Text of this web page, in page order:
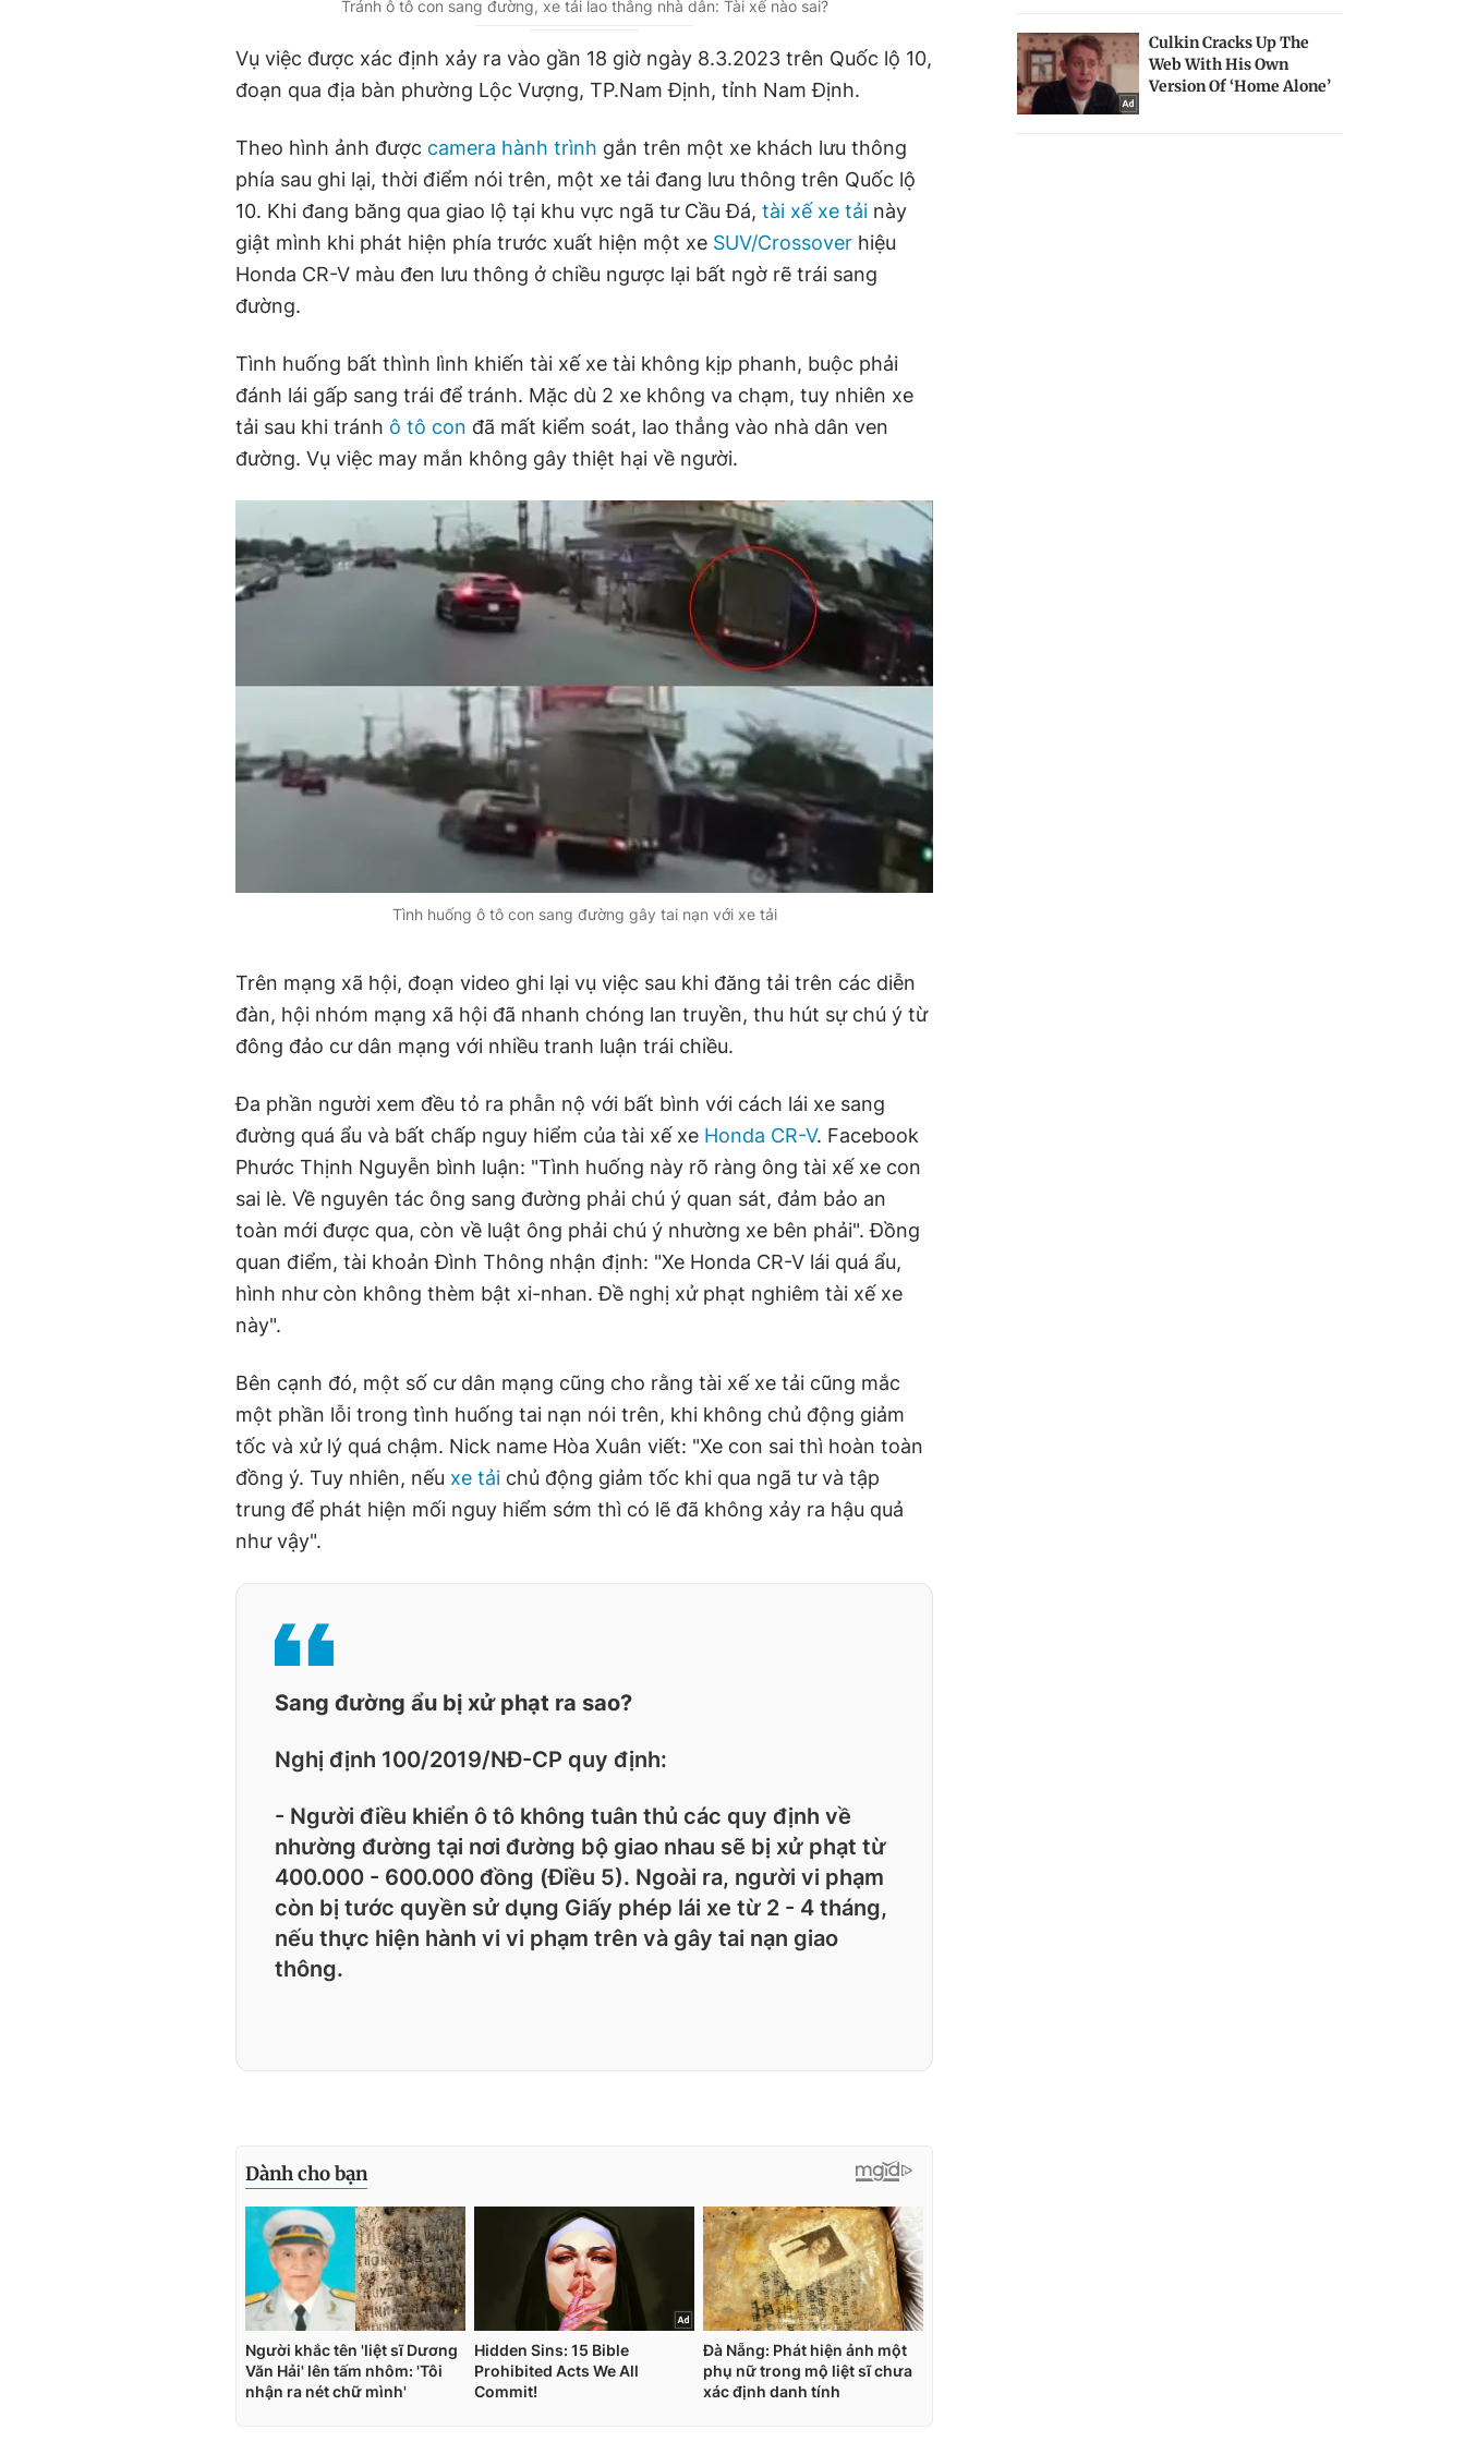
r
e
a
t
Tránh ô tô con sang đường, xe tải lao thẳng nhà dân: Tài xế nào sai?
Vụ việc được xác định xảy ra vào gần 18 giờ ngày 8.3.2023 trên Quốc lộ 10,
đoạn qua địa bàn phường Lộc Vượng, TP.Nam Định, tỉnh Nam Định.
Theo hình ảnh được camera hành trình gắn trên một xe khách lưu thông
phía sau ghi lại, thời điểm nói trên, một xe tải đang lưu thông trên Quốc lộ
10. Khi đang băng qua giao lộ tại khu vực ngã tư Cầu Đá, tài xế xe tải này
giật mình khi phát hiện phía trước xuất hiện một xe SUV/Crossover hiệu
Honda CR-V màu đen lưu thông ở chiều ngược lại bất ngờ rẽ trái sang
đường.
Tình huống bất thình lình khiến tài xế xe tài không kịp phanh, buộc phải
đánh lái gấp sang trái để tránh. Mặc dù 2 xe không va chạm, tuy nhiên xe
tải sau khi tránh ô tô con đã mất kiểm soát, lao thẳng vào nhà dân ven
đường. Vụ việc may mắn không gây thiệt hại về người.
Tình huống ô tô con sang đường gây tai nạn với xe tải
Trên mạng xã hội, đoạn video ghi lại vụ việc sau khi đăng tải trên các diễn
đàn, hội nhóm mạng xã hội đã nhanh chóng lan truyền, thu hút sự chú ý từ
đông đảo cư dân mạng với nhiều tranh luận trái chiều.
Đa phần người xem đều tỏ ra phẫn nộ với bất bình với cách lái xe sang
đường quá ẩu và bất chấp nguy hiểm của tài xế xe Honda CR-V. Facebook
Phước Thịnh Nguyễn bình luận: "Tình huống này rõ ràng ông tài xế xe con
sai lè. Về nguyên tác ông sang đường phải chú ý quan sát, đảm bảo an
toàn mới được qua, còn về luật ông phải chú ý nhường xe bên phải". Đồng
quan điểm, tài khoản Đình Thông nhận định: "Xe Honda CR-V lái quá ẩu,
hình như còn không thèm bật xi-nhan. Đề nghị xử phạt nghiêm tài xế xe
này".
Bên cạnh đó, một số cư dân mạng cũng cho rằng tài xế xe tải cũng mắc
một phần lỗi trong tình huống tai nạn nói trên, khi không chủ động giảm
tốc và xử lý quá chậm. Nick name Hòa Xuân viết: "Xe con sai thì hoàn toàn
đồng ý. Tuy nhiên, nếu xe tải chủ động giảm tốc khi qua ngã tư và tập
trung để phát hiện mối nguy hiểm sớm thì có lẽ đã không xảy ra hậu quả
như vậy".
Sang đường ẩu bị xử phạt ra sao?
Nghị định 100/2019/NĐ-CP quy định:
- Người điều khiển ô tô không tuân thủ các quy định về
nhường đường tại nơi đường bộ giao nhau sẽ bị xử phạt từ
400.000 - 600.000 đồng (Điều 5). Ngoài ra, người vi phạm
còn bị tước quyền sử dụng Giấy phép lái xe từ 2 - 4 tháng,
nếu thực hiện hành vi vi phạm trên và gây tai nạn giao
thông.